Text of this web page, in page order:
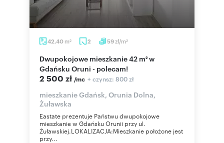
42,40 m2 2 59zł/m2
Dwupokojowe mieszkanie 42 m² w
Gdańsku Oruni - polecam!
2 500 zł /mc + czynsz: 800 zł
mieszkanie Gdańsk, Orunia Dolna,
Żuławska
Eastate prezentuje Państwu dwupokojowe
mieszkanie w Gdańsku Orunii przy ul.
Żuławskiej.LOKALIZACJA:Mieszkanie położone jest
przy...